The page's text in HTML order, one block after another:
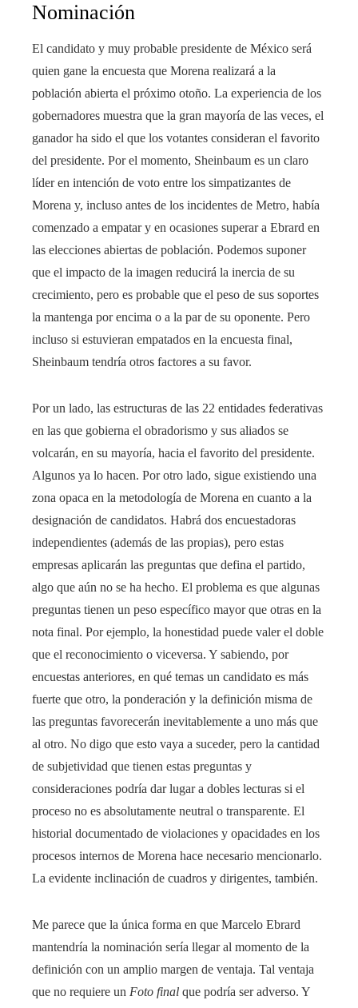
Nominación
El candidato y muy probable presidente de México será
quien gane la encuesta que Morena realizará a la
población abierta el próximo otoño. La experiencia de los
gobernadores muestra que la gran mayoría de las veces, el
ganador ha sido el que los votantes consideran el favorito
del presidente. Por el momento, Sheinbaum es un claro
líder en intención de voto entre los simpatizantes de
Morena y, incluso antes de los incidentes de Metro, había
comenzado a empatar y en ocasiones superar a Ebrard en
las elecciones abiertas de población. Podemos suponer
que el impacto de la imagen reducirá la inercia de su
crecimiento, pero es probable que el peso de sus soportes
la mantenga por encima o a la par de su oponente. Pero
incluso si estuvieran empatados en la encuesta final,
Sheinbaum tendría otros factores a su favor.
Por un lado, las estructuras de las 22 entidades federativas
en las que gobierna el obradorismo y sus aliados se
volcarán, en su mayoría, hacia el favorito del presidente.
Algunos ya lo hacen. Por otro lado, sigue existiendo una
zona opaca en la metodología de Morena en cuanto a la
designación de candidatos. Habrá dos encuestadoras
independientes (además de las propias), pero estas
empresas aplicarán las preguntas que defina el partido,
algo que aún no se ha hecho. El problema es que algunas
preguntas tienen un peso específico mayor que otras en la
nota final. Por ejemplo, la honestidad puede valer el doble
que el reconocimiento o viceversa. Y sabiendo, por
encuestas anteriores, en qué temas un candidato es más
fuerte que otro, la ponderación y la definición misma de
las preguntas favorecerán inevitablemente a uno más que
al otro. No digo que esto vaya a suceder, pero la cantidad
de subjetividad que tienen estas preguntas y
consideraciones podría dar lugar a dobles lecturas si el
proceso no es absolutamente neutral o transparente. El
historial documentado de violaciones y opacidades en los
procesos internos de Morena hace necesario mencionarlo.
La evidente inclinación de cuadros y dirigentes, también.
Me parece que la única forma en que Marcelo Ebrard
mantendría la nominación sería llegar al momento de la
definición con un amplio margen de ventaja. Tal ventaja
que no requiere un Foto final que podría ser adverso. Y